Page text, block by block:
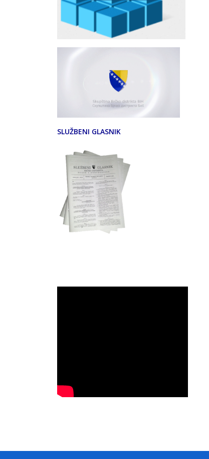
SLUŽBENI GLASNIK